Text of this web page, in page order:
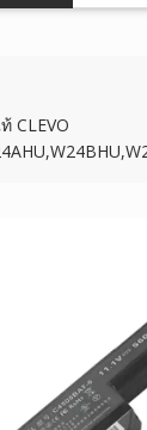
CLEVO